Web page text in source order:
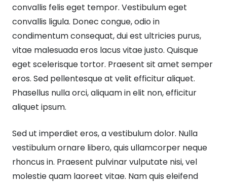
convallis felis eget tempor. Vestibulum eget
convallis ligula. Donec congue, odio in
condimentum consequat, dui est ultricies purus,
vitae malesuada eros lacus vitae justo. Quisque
eget scelerisque tortor. Praesent sit amet semper
eros. Sed pellentesque at velit efficitur aliquet.
Phasellus nulla orci, aliquam in elit non, efficitur
aliquet ipsum.
Sed ut imperdiet eros, a vestibulum dolor. Nulla
vestibulum ornare libero, quis ullamcorper neque
rhoncus in. Praesent pulvinar vulputate nisi, vel
molestie quam laoreet vitae. Nam quis eleifend